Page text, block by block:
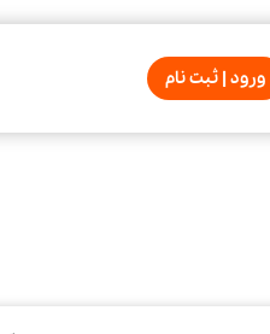
ورود | ثبت نام